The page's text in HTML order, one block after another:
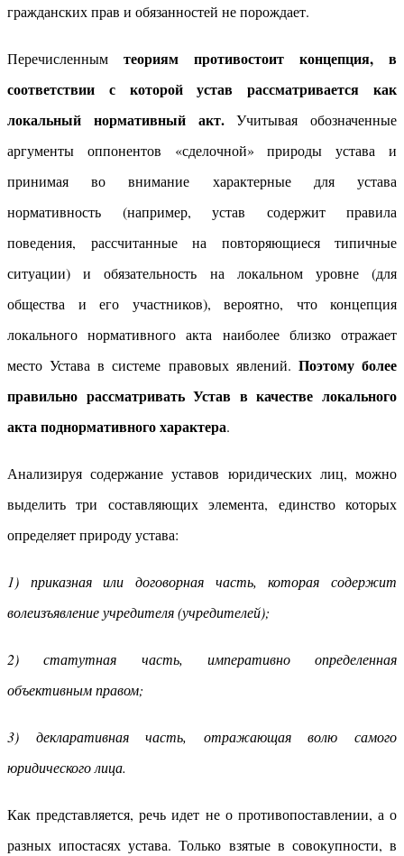
гражданских прав и обязанностей не порождает.
Перечисленным теориям противостоит концепция, в
соответствии с которой устав рассматривается как
локальный нормативный акт.Учитывая обозначенные
аргументы оппонентов «сделочной» природы устава и
принимая во внимание характерные для устава
нормативность (например, устав содержит правила
поведения, рассчитанные на повторяющиеся типичные
ситуации) и обязательность на локальном уровне (для
общества и его участников), вероятно, что концепция
локального нормативного акта наиболее близко отражает
место Устава в системе правовых явлений. Поэтому более
правильно рассматривать Устав в качестве локального
акта поднормативного характера.
Анализируя содержание уставов юридических лиц, можно
выделить три составляющих элемента, единство которых
определяет природу устава:
1) приказная или договорная часть, которая содержит
волеизъявление учредителя (учредителей);
2) статутная часть, императивно определенная
объективным правом;
3) декларативная часть, отражающая волю самого
юридического лица.
Как представляется, речь идет не о противопоставлении, а о
разных ипостасях устава. Только взятые в совокупности, в